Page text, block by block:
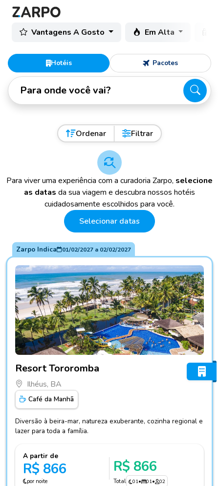
Vantagens A Gosto Em Alta
Hotéis Pacotes
Para onde você vai?
Ordenar Filtrar
Para viver uma experiência com a curadoria Zarpo, selecione
as datas da sua viagem e descubra nossos hotéis
cuidadosamente escolhidos para você.
Selecionar datas
Zarpo Indica 01/02/2027a 02/02/2027
Resort Tororomba
Ilhéus, BA
Café da Manhã
Diversão à beira-mar, natureza exuberante, cozinha regional e
lazer para toda a família.
A partir de
R$ 866
por noite
R$ 866
Total 01• 01• 02